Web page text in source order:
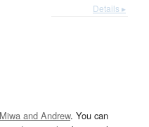
Details ▸
and Andrew. You can